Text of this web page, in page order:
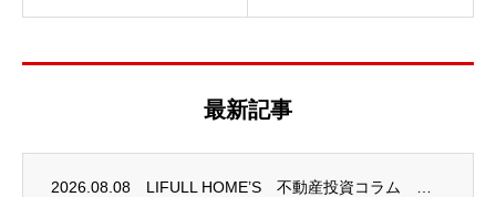
最新記事
2026.08.08